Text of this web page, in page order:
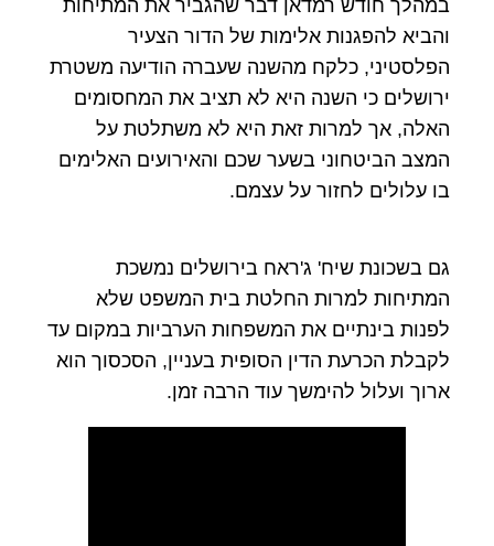
במהלך חודש רמדאן דבר שהגביר את המתיחות
והביא להפגנות אלימות של הדור הצעיר
הפלסטיני, כלקח מהשנה שעברה הודיעה משטרת
ירושלים כי השנה היא לא תציב את המחסומים
האלה, אך למרות זאת היא לא משתלטת על
המצב הביטחוני בשער שכם והאירועים האלימים
בו עלולים לחזור על עצמם.
גם בשכונת שיח' ג'ראח בירושלים נמשכת
המתיחות למרות החלטת בית המשפט שלא
לפנות בינתיים את המשפחות הערביות במקום עד
לקבלת הכרעת הדין הסופית בעניין, הסכסוך הוא
ארוך ועלול להימשך עוד הרבה זמן.